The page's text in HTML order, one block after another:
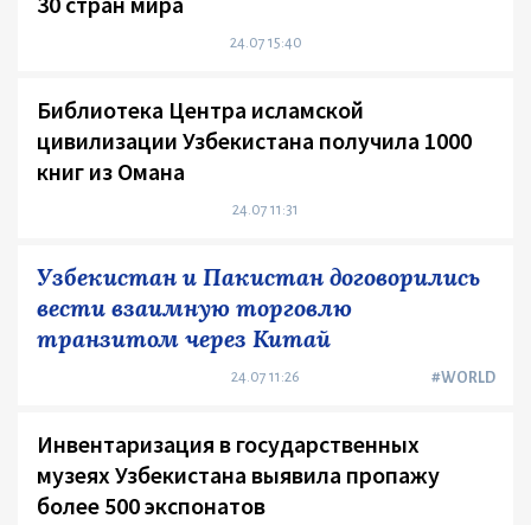
24.07 15:40
Библиотека Центра исламской
цивилизации Узбекистана получила 1000
книг из Омана
24.07 11:31
Узбекистан и Пакистан договорились
вести взаимную торговлю
транзитом через Китай
#WORLD
24.07 11:26
Инвентаризация в государственных
музеях Узбекистана выявила пропажу
более 500 экспонатов